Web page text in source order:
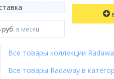
руб. в месяц
Все товары коллекции
Все товары Radaway в